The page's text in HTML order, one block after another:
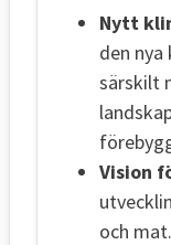
Nytt
den nya
särskilt
Vision
och mat.